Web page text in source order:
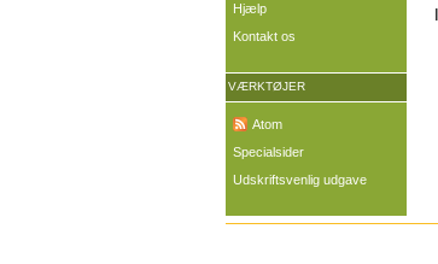
Hjælp
Kontakt os
VÆRKTØJER
Atom
Specialsider
Udskriftsvenlig udgave